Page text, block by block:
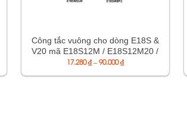
Công tắc vuông cho dòng E18S &
V20 mã E18S12M / E18S12M20 /
E18SM / E18SMD20 / E18SMBP2
17.280₫–90.000₫Khoảng
giá:
từ